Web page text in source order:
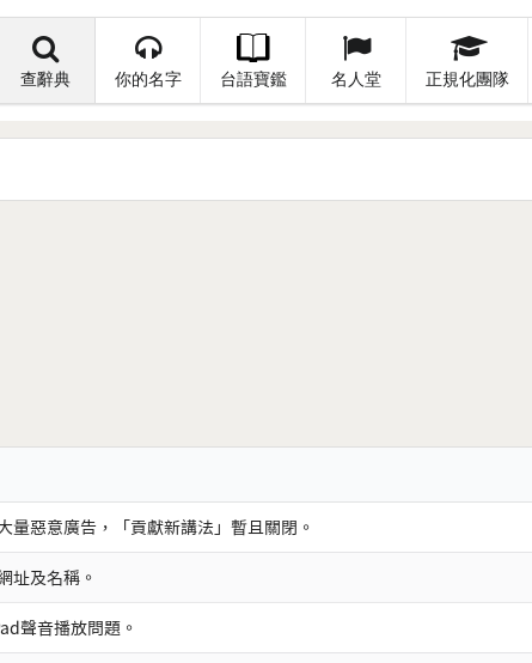
查辭典 你的名字 台語寶鑑 名人堂 正規化團隊
量惡意廣告，「貢獻新講法」暫且關閉。
址及名稱。
聲音播放問題。